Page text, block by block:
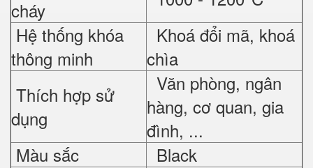
cháy
Hệ thống khóa
thông minh
Khoá đổi mã, khoá
chìa
Thích hợp sử
dụng
Văn phòng, ngân
hàng, cơ quan, gia
đình, ...
Màu sắc
Black